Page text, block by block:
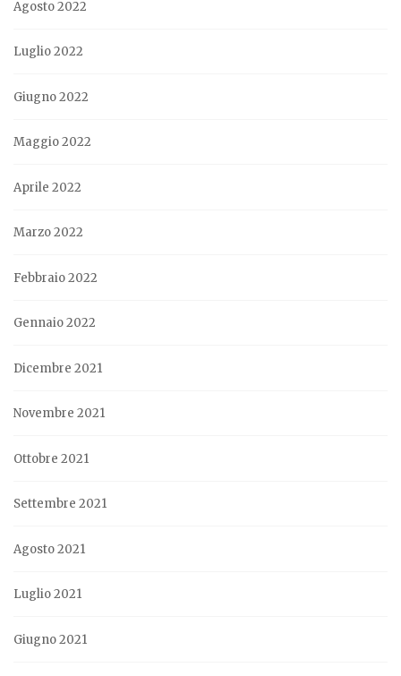
Agosto 2022
Luglio 2022
Giugno 2022
Maggio 2022
Aprile 2022
Marzo 2022
Febbraio 2022
Gennaio 2022
Dicembre 2021
Novembre 2021
Ottobre 2021
Settembre 2021
Agosto 2021
Luglio 2021
Giugno 2021